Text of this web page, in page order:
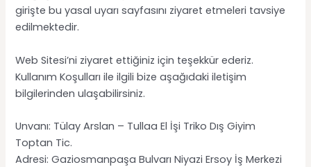
girişte bu yasal uyarı sayfasını ziyaret etmeleri tavsiye
edilmektedir.
Web Sitesi’ni ziyaret ettiğiniz için teşekkür ederiz.
Kullanım Koşulları ile ilgili bize aşağıdaki iletişim
bilgilerinden ulaşabilirsiniz.
Unvanı: Tülay Arslan – Tullaa El İşi Triko Dış Giyim
Toptan Tic.
Adresi: Gaziosmanpaşa Bulvarı Niyazi Ersoy İş Merkezi